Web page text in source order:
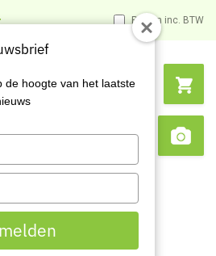
Prijzen inc. BTW
Search
centre
de hoogte van het laatste